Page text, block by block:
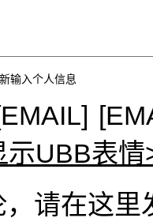
输入个人信息
示UBB表情
请在这里